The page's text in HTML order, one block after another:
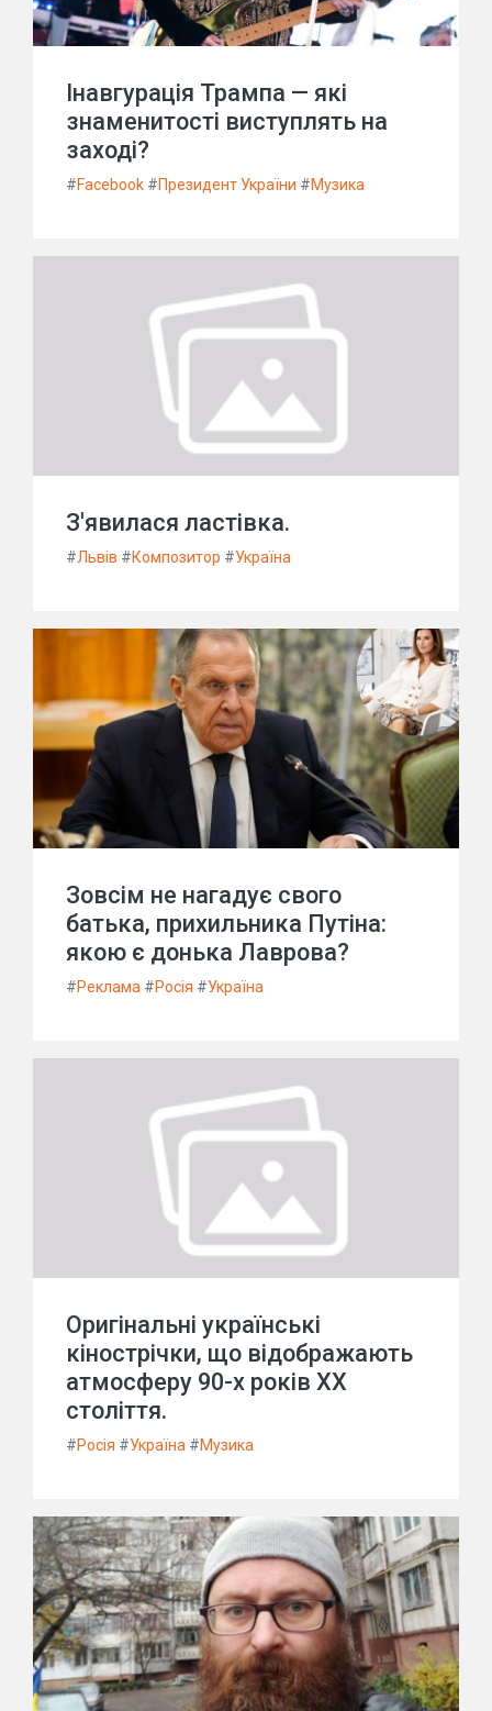
Інавгурація Трампа — які
знаменитості виступлять на
заході?
#Facebook #Президент України #Музика
З'явилася ластівка.
#Львів #Композитор #Україна
Зовсім не нагадує свого
батька, прихильника Путіна:
якою є донька Лаврова?
#Реклама #Росія #Україна
Оригінальні українські
кінострічки, що відображають
атмосферу 90-х років XX
століття.
#Росія #Україна #Музика